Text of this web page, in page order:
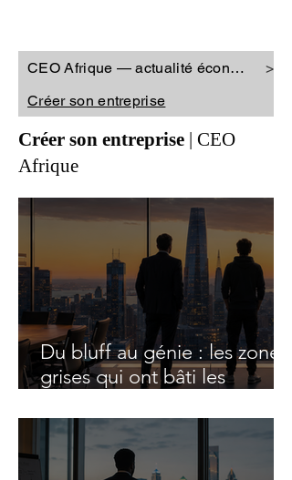
CEO Afrique — actualité économique
>
Créer son entreprise
Créer son entreprise | CEO
Afrique
Du bluff au génie : les zones
grises qui ont bâti les